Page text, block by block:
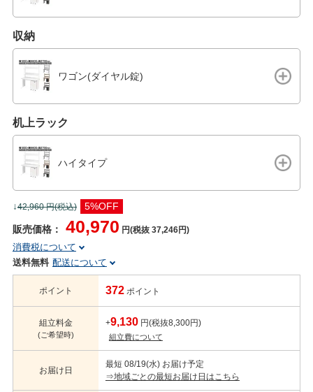
収納
ワゴン(ダイヤル錠)
机上ラック
ハイタイプ
↓42,960円(税込) 5%OFF
販売価格： 40,970 円(税抜 37,246円)
消費税について
送料無料 配送について
ポイント 372 ポイント
組立料金
(ご希望時)
+9,130 円(税抜8,300円)
組立費について
お届け日
最短 08/19(水) お届け予定
⇒地域ごとの最短お届け日はこちら